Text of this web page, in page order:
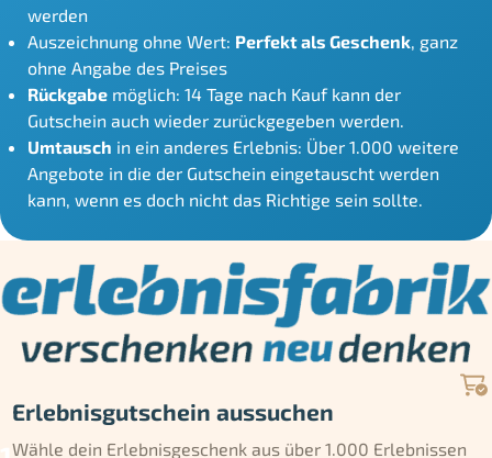
werden
Auszeichnung ohne Wert: Perfekt als Geschenk, ganz
ohne Angabe des Preises
Rückgabe möglich: 14 Tage nach Kauf kann der
Gutschein auch wieder zurückgegeben werden.
Umtausch in ein anderes Erlebnis: Über 1.000 weitere
Angebote in die der Gutschein eingetauscht werden
kann, wenn es doch nicht das Richtige sein sollte.
Erlebnisgutschein aussuchen
Wähle dein Erlebnisgeschenk aus über 1.000 Erlebnissen